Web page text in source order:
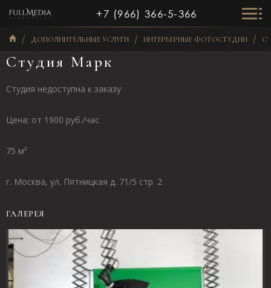
+7 (966) 366-5-366
ДОПОЛНИТЕЛЬНЫЕ УСЛУГИ ИНТЕРЬЕРНЫЕ ФОТОСТУДИИ
Студия Марк
Студия недоступна к заказу
Цена: от 1900 руб./час
75 м²
г. Москва, ул. Пятницкая д. 71/5 стр. 2
ГАЛЕРЕЯ